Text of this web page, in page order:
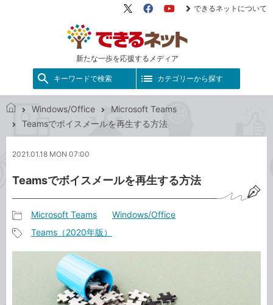
新たな一歩を応援するメディア
X（旧
FacebookYouTube
できるネットについて
キーワードで検索 カテゴリーから探す
で
ネ
ト
Windows/Office
Microsoft Teams
Teamsでボイスメールを再生する方法
2021.01.18 MON 07:00
Teamsでボイスメールを再生する方法
事
カ
リ
Microsoft Teams Windows/Office
Teams（2020年版）